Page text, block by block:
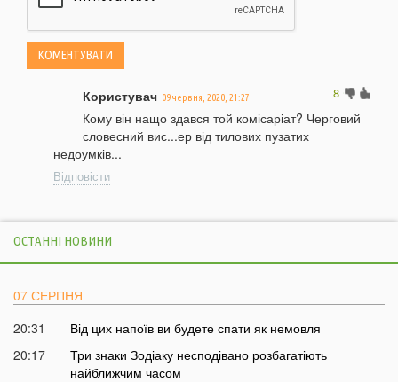
8
Користувач 09 червня, 2020, 21:27
Кому він нащо здався той комісаріат? Черговий
словесний вис...ер від тилових пузатих
недоумків...
Відповісти
ОСТАННІ НОВИНИ
07 СЕРПНЯ
20:31
Від цих напоїв ви будете спати як немовля
20:17
Три знаки Зодіаку несподівано розбагатіють
найближчим часом